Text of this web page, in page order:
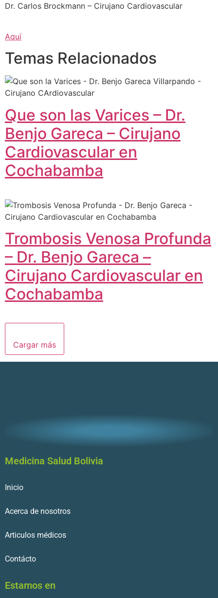
Dr. Carlos Brockmann – Cirujano Cardiovascular
Aquí
Temas Relacionados
Que son las Varices – Dr.
Benjo Gareca – Cirujano
Cardiovascular en
Cochabamba
Trombosis Venosa Profunda
– Dr. Benjo Gareca –
Cirujano Cardiovascular en
Cochabamba
Cargar más
Medicina Salud Bolivia
Inicio
Acerca de nosotros
Articulos médicos
Contácto
Estamos en